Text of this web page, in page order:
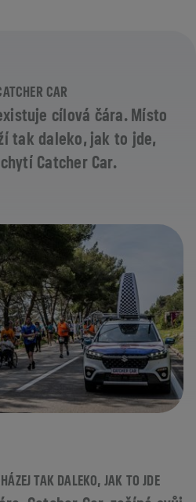
CAR
cílová čára. Místo
tak daleko, jak to jde,
Catcher Car.
TAK DALEKO, JAK TO JDE